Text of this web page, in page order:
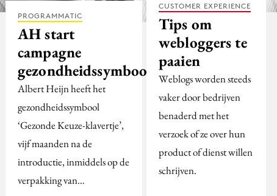
PROGRAMMATIC
AH start
campagne
gezondheidssymbool
Albert Heijn heeft het
gezondheidssymbool
‘Gezonde Keuze-klavertje’,
vijf maanden na de
introductie, inmiddels op de
verpakking van…
CUSTOMER EXPERIENCE
Tips om
webloggers te
paaien
Weblogs worden steeds
vaker door bedrijven
benaderd met het
verzoek of ze over hun
product of dienst willen
schrijven.